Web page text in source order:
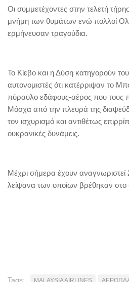
Οι συμμετέχοντες στην τελετή
μνήμη των θυμάτων ενώ πολλοί
ερμήνευσαν τραγούδια.
Το Κίεβο και η Δύση κατηγορούν
αυτονομιστές ότι κατέρριψαν το
πύραυλο εδάφους-αέρος που τους
Μόσχα από την πλευρά της
τον ισχυρισμό και αντιθέτως
ουκρανικές δυνάμεις.
Μέχρι σήμερα έχουν
λείψανα των οποίων βρέθηκαν στο
Tags: MALAYSIA AIRLINES